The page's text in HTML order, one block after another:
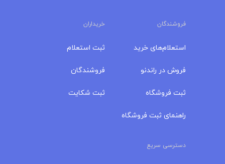
فروشندگان خریداران
استعلام‌های خرید
فروش در راندنو
ثبت فروشگاه
راهنمای ثبت فروشگاه
ثبت استعلام
فروشندگان
ثبت شکایت
دسترسی سریع